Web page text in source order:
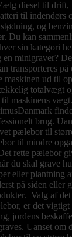
diesel til drift,
til indendørs
og
Du kan
sin kategori
en minigraver?
transporteres på
maskinen ud til
totalvægt
til maskinens vægt.
brug.
pælebor til
til mindre
rette pælebor
du skal grave
eller plantning
på siden eller
Valg af
er det vigtigt
jordens
Uanset om